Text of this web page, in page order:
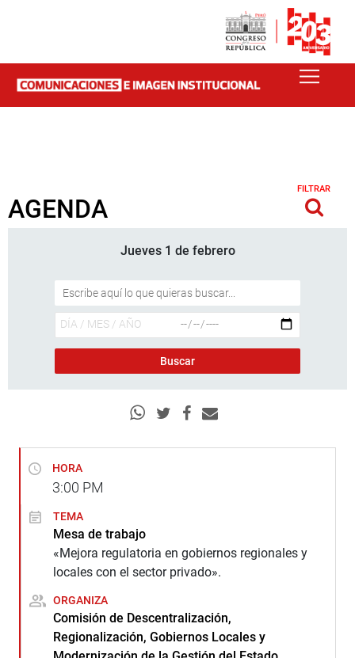
AGENDA
FILTRAR
Jueves 1 de febrero
HORA
3:00 PM
TEMA
Mesa de trabajo
«Mejora regulatoria en gobiernos regionales y
locales con el sector privado».
ORGANIZA
Comisión de Descentralización,
Regionalización, Gobiernos Locales y